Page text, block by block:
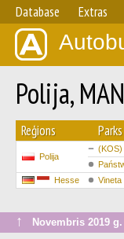
Database Extras
Polija,
Reģions Parks
Polija
(KOS)
Hesse
Vineta
↑ Novembris 2019 g.